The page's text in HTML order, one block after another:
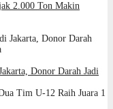
2.000 Ton Makin
Donor Darah Jadi